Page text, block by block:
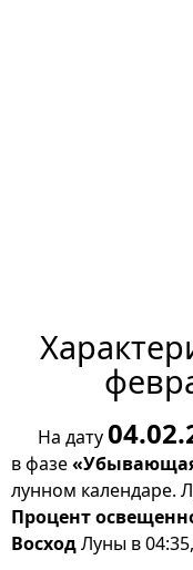
На дату
в фазе
лунном календаре.
Процент
ВосходЛуны в